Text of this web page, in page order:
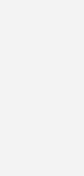
für Türme in
die
auch
wie
Anforderungen
und